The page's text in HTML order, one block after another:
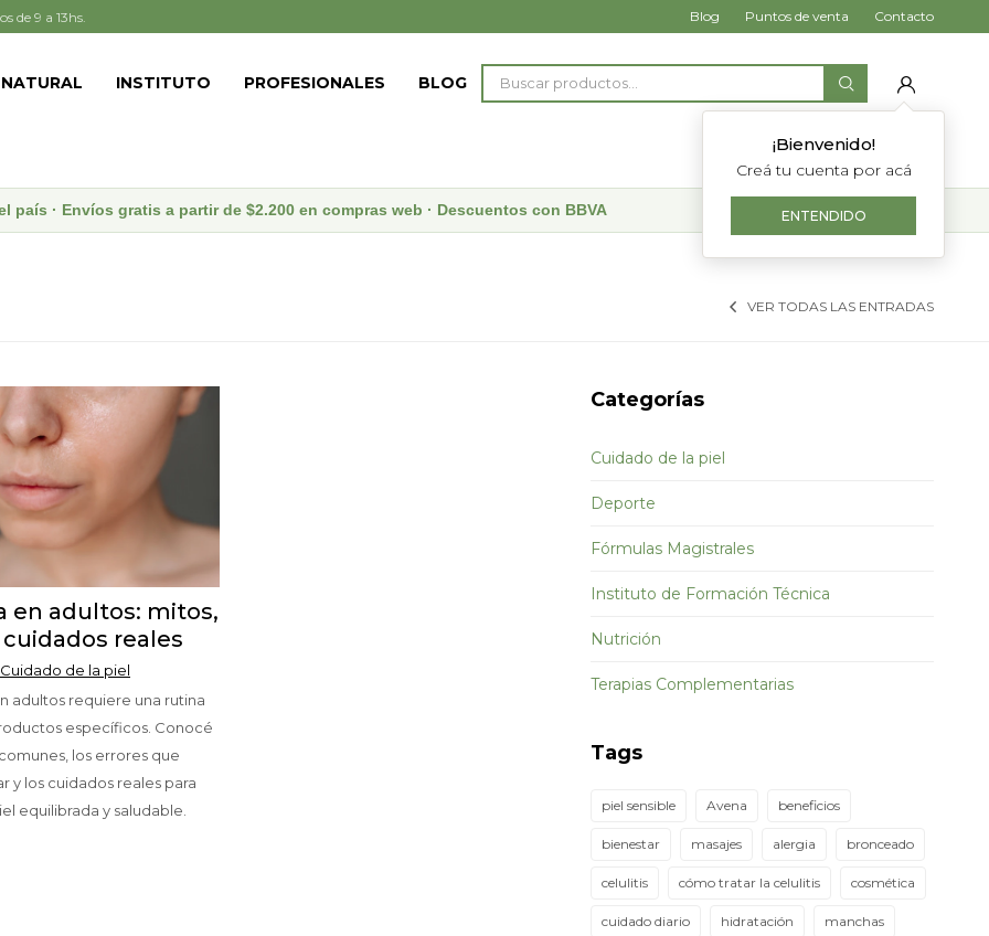
INSTITUTO PROFESIONALES BLOG
¡Bienvenido!
Creá tu cuenta por acá
ENTENDIDO
de 9 a 13hs. Blog Puntos de venta Contacto
país · Envíos gratis a partir de $2.200 en compras web · Descuentos con BBVA
VER TODAS LAS ENTRADAS
en adultos: mitos,
reales
Cuidado de la piel
adultos requiere una rutina
específicos. Conocé
los errores que
y los cuidados reales para
equilibrada y saludable.
Categorías
Cuidado de la piel
Deporte
Fórmulas Magistrales
Instituto de Formación Técnica
Nutrición
Terapias Complementarias
Tags
piel sensible Avena beneficios
bienestar masajes alergia bronceado
celulitis cómo tratar la celulitis cosmética
cuidado diario hidratación manchas